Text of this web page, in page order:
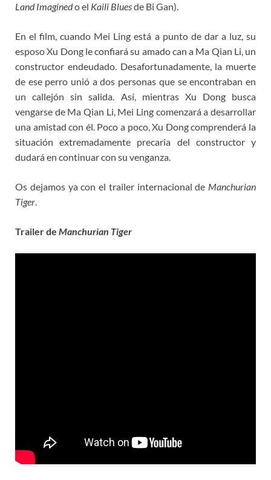
Land Imaginedo el Kaili Bluesde Bi Gan).
En el film, cuando Mei Ling está a punto de dar a luz, su
esposo Xu Dong le confiará su amado can a Ma Qian Li, un
constructor endeudado. Desafortunadamente, la muerte
de ese perro unió a dos personas que se encontraban en
un callejón sin salida. Así, mientras Xu Dong busca
vengarse de Ma Qian Li, Mei Ling comenzará a desarrollar
una amistad con él. Poco a poco, Xu Dong comprenderá la
situación extremadamente precaria del constructor y
dudará en continuar con su venganza.
Os dejamos ya con el trailer internacional de Manchurian
Tiger.
Trailer de Manchurian Tiger